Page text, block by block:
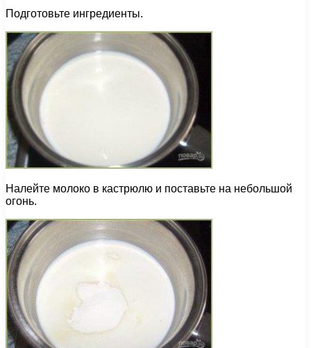
Подготовьте ингредиенты.
Налейте молоко в кастрюлю и поставьте на небольшой
огонь.